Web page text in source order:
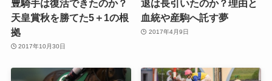
豊騎手は復活できたのか？
天皇賞秋を勝てた5＋1の根
拠
2017年10月30日
退は長引いたのか？理由と
血統や産駒へ託す夢
2017年4月9日